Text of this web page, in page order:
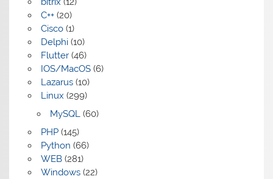
C++(20)
Cisco(1)
Delphi(10)
Flutter(46)
IOS/MacOS(6)
Lazarus(10)
Linux (299)
MySQL(60)
PHP(145)
Python (66)
WEB(281)
Windows(22)